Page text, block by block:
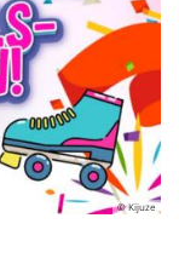
© Kijuze